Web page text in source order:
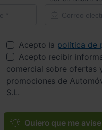
Acepto la política de
Acepto recibir
comercial sobre ofertas
promociones de
S.L.
Quiero que me